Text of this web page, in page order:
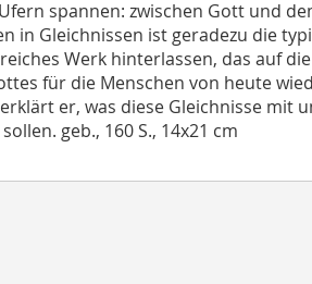
spannen: zwischen Gott und
in Gleichnissen ist geradezu die
Werk hinterlassen, das auf
für die Menschen von heute
er, was diese Gleichnisse mit
geb., 160 S., 14x21 cm